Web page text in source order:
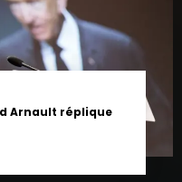
Arnault réplique